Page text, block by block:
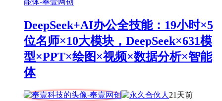
DeepSeek+AI办公全技能：19小时×5
位名师×10大模块，DeepSeek×631模
型×PPT×绘图×视频×数据分析×智能
体
21天前